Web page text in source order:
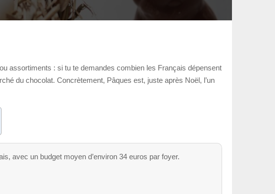
assortiments : si tu te demandes combien les Français dépensent
du chocolat. Concrètement, Pâques est, juste après Noël, l’un
avec un budget moyen d’environ 34 euros par foyer.